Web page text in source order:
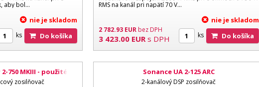
aby bol...
nie je skladom
ks Do košíka
RMS na kanál pri napätí 70 V...
2 782.93 EURbez DPH
3 423.00 EUR s DPH
nie je skladom
ks Do košíka
2-750 MKIII - použité
zosilňovač
Sonance UA 2-125 ARC
2-kanálový DSP zosilňovač